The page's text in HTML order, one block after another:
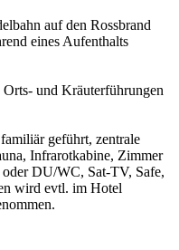
auf den Rossbrand
eines Aufenthalts
und Kräuterführungen
geführt, zentrale
Infrarotkabine, Zimmer
DU/­WC, Sat-TV, Safe,
wird evtl. im Hotel